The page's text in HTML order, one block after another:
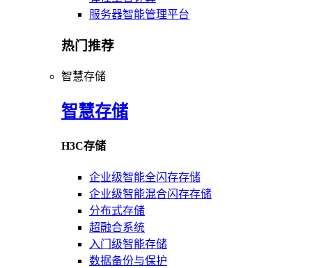
服务器智能管理平台
热门推荐
智慧存储
智慧存储
H3C存储
企业级智能全闪存存储
企业级智能混合闪存存储
分布式存储
超融合系统
入门级智能存储
数据备份与保护